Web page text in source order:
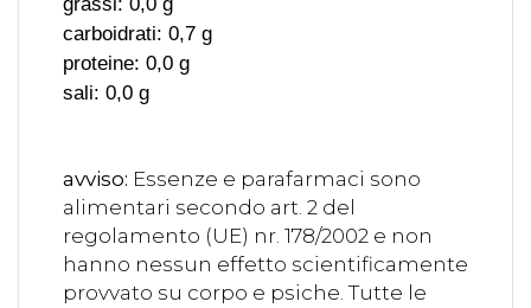
carboidrati: 0,7 g
proteine: 0,0 g
sali: 0,0 g
avviso: Essenze e parafarmaci sono
alimentari secondo art. 2 del
regolamento (UE) nr. 178/2002 e non
hanno nessun effetto scientificamente
provvato su corpo e psiche. Tutte le